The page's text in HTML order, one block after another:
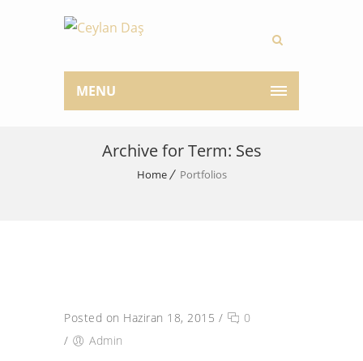
MENU
Archive for Term: Ses
Home Portfolios
Posted on Haziran 18, 2015 /
0
/
Admin